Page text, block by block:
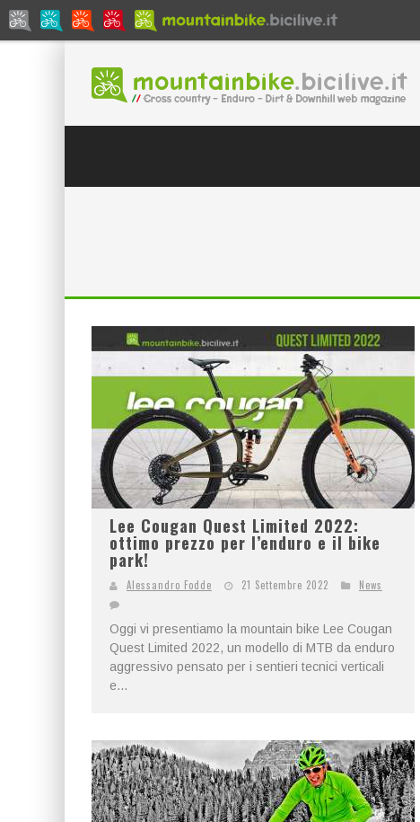
Lee Cougan Quest Limited 2022:
ottimo prezzo per l’enduro e il bike
park!
Alessandro Fodde 21 Settembre 2022 News
Oggi vi presentiamo la mountain bike Lee Cougan
Quest Limited 2022, un modello di MTB da enduro
aggressivo pensato per i sentieri tecnici verticali
e...